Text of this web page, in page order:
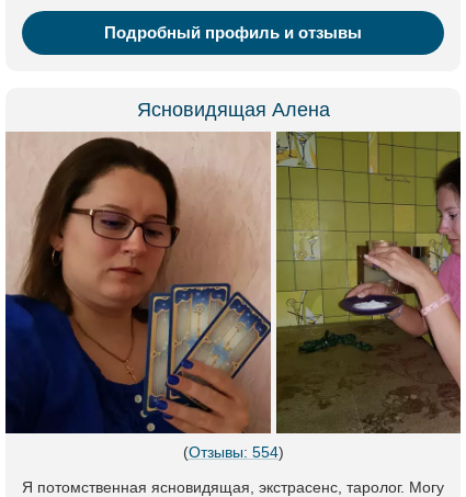
Подробный профиль и отзывы
Ясновидящая Алена
(Отзывы: 554)
Я потомственная ясновидящая, экстрасенс, таролог. Могу